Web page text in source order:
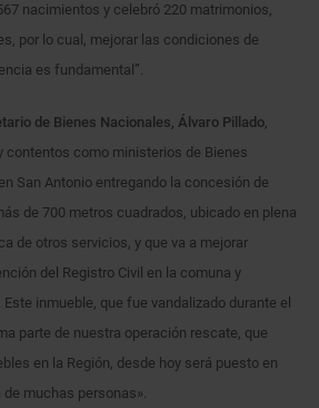
nacimientos y celebró 220 matrimonios,
por lo cual, mejorar las condiciones de
es fundamental”.
de Bienes Nacionales, Álvaro Pillado
contentos como ministerios de Bienes
San Antonio entregando la concesión de
de 700 metros cuadrados, ubicado en plena
de otros servicios, y que va a mejorar
del Registro Civil en la comuna y
inmueble, que fue vandalizado durante el
parte de nuestra operación rescate, que
en la Región, desde hoy será puesto en
muchas personas».